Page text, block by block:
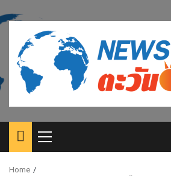
to
content
Primary
Menu
Home